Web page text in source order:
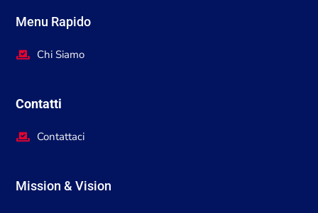
Menu Rapido
Chi Siamo
Contatti
Contattaci
Mission & Vision